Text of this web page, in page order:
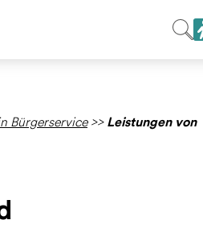
Bürgerservice>> Leistungen von